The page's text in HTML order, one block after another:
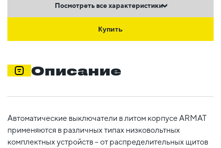
Посмотреть все характеристики
Купить
Описание
Автоматические выключатели в литом корпусе ARMAT
применяются в различных типах низковольтных
комплектных устройств – от распределительных щитов